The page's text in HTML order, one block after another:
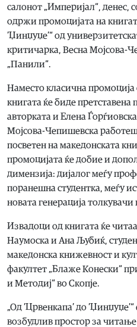
салонот „Империјал“, денес,
одржи промоцијата на
’Џинџуџе’“ од
критичарка, Весна Мојсова-
„Панили“.
Наместо класична
книгата ќе биде претставена
авторката и Елена
Мојсова-Чепишевска
посветен на македонската
промоцијата ќе добие и
димензија: дијалог меѓу
поранешна студентка, меѓу
новата генерација
Извадоци од книгата ќе
Наумоска и Ана Љубиќ,
македонска книжевност и
факултет „Блаже Конески“
и Методиј“ во Скопје.
„Од ’Црвенкапа’ до
возбудлив простор за